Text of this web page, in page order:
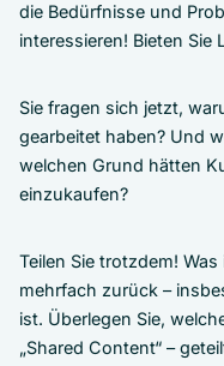
die Bedürfnisse und
interessieren! Bieten Sie
Sie fragen sich jetzt,
gearbeitet haben? Und
welchen Grund hätten
einzukaufen?
Teilen Sie trotzdem!
mehrfach zurück –
ist. Überlegen Sie,
„Shared Content“ –